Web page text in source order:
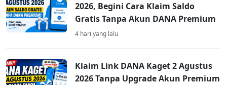
2026, Begini Cara Klaim Saldo
Gratis Tanpa Akun DANA Premium
4 hari yang lalu
Klaim Link DANA Kaget 2 Agustus
2026 Tanpa Upgrade Akun Premium